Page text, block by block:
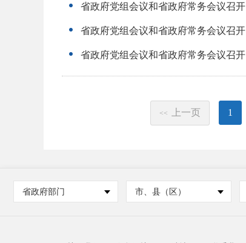
省政府党组会议和省政府常务会议召开
省政府党组会议和省政府常务会议召开
省政府党组会议和省政府常务会议召开
<< 上一页 1
省政府部门 市、县（区）